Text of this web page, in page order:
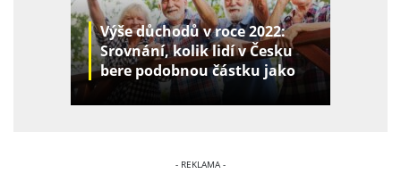
Výše důchodů v roce 2022:
Srovnání, kolik lidí v Česku
bere podobnou částku jako